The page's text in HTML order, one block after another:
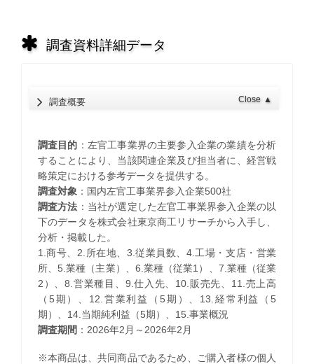
調査資料詳細データ
調査概要 Close ▲
調査目的 ：左官工事業界の主要参入企業の業績を分析
することにより、当該関連企業及び担当者に、経営戦
略策定における参考データを提供する。
調査対象：国内左官工事業界参入企業500社
調査方法 ：当社が選定した左官工事業界参入企業の以
下のデータを株式会社東京商工リサーチから入手し、
分析・掲載した。
1.商号、2.所在地、3.従業員数、4.工場・支店・営業
所、5.業種（主業）、6.業種（従業1）、7.業種（従業
2）、8.営業種目、9.仕入先、10.販売先、11.売上高
（5期）、12.営業利益（5期）、13.経常利益（5
期）、14.当期純利益（5期）、15.事業概況
調査期間 ：2026年2月～2026年2月
※本商品は、共同商品であるため、ご購入者様の個人